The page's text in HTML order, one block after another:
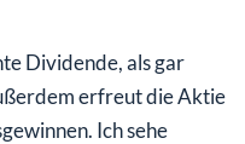
Dividende, als gar
erfreut die Aktie
Ich sehe